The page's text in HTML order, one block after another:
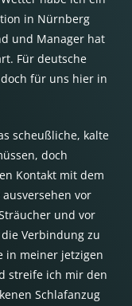
in Nürnberg
und Manager hat
Für deutsche
für uns hier in
scheußliche, kalte
doch
Kontakt mit dem
vor
und vor
Verbindung zu
in meiner jetzigen
streife ich mir den
Schlafanzug